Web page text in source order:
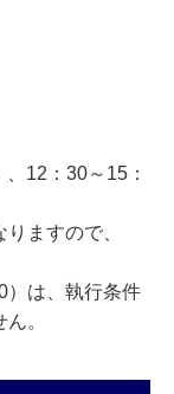
12：30～15：
ますので、
）は、執行条件
。